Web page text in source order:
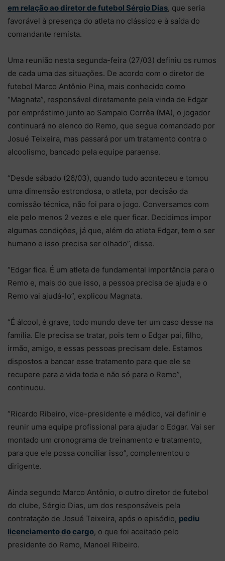
em relação ao diretor de futebol Sérgio Dias, que seria
favorável à presença do atleta no clássico e à saída do
comandante remista.
Uma reunião nesta segunda-feira (27/03) definiu os rumos
de cada uma das situações. De acordo com o diretor de
futebol Marco Antônio Pina, mais conhecido como
“Magnata”, responsável diretamente pela vinda de Edgar
por empréstimo junto ao Sampaio Corrêa (MA), o jogador
continuará no elenco do Remo, que segue comandado por
Josué Teixeira, mas passará por um tratamento contra o
alcoolismo, bancado pela equipe paraense.
“Desde sábado (26/03), quando tudo aconteceu e tomou
uma dimensão estrondosa, o atleta, por decisão da
comissão técnica, não foi para o jogo. Conversamos com
ele pelo menos 2 vezes e ele quer ficar. Decidimos impor
algumas condições, já que, além do atleta Edgar, tem o ser
humano e isso precisa ser olhado”, disse.
“Edgar fica. É um atleta de fundamental importância para o
Remo e, mais do que isso, a pessoa precisa de ajuda e o
Remo vai ajudá-lo”, explicou Magnata.
“É álcool, é grave, todo mundo deve ter um caso desse na
família. Ele precisa se tratar, pois tem o Edgar pai, filho,
irmão, amigo, e essas pessoas precisam dele. Estamos
dispostos a bancar esse tratamento para que ele se
recupere para a vida toda e não só para o Remo”,
continuou.
“Ricardo Ribeiro, vice-presidente e médico, vai definir e
reunir uma equipe profissional para ajudar o Edgar. Vai ser
montado um cronograma de treinamento e tratamento,
para que ele possa conciliar isso”, complementou o
dirigente.
Ainda segundo Marco Antônio, o outro diretor de futebol
do clube, Sérgio Dias, um dos responsáveis pela
contratação de Josué Teixeira, após o episódio, pediu
licenciamento do cargo, o que foi aceitado pelo
presidente do Remo, Manoel Ribeiro.